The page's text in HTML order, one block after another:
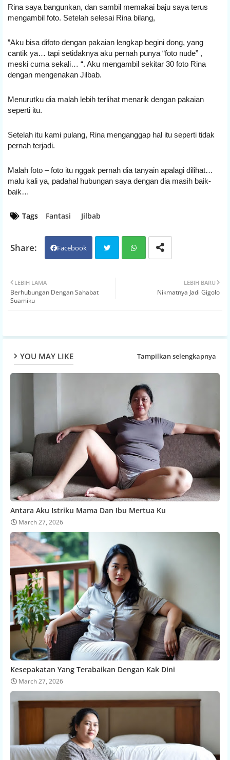
Rina saya bangunkan, dan sambil memakai baju saya terus
mengambil foto. Setelah selesai Rina bilang,
”Aku bisa difoto dengan pakaian lengkap begini dong, yang
cantik ya… tapi setidaknya aku pernah punya “foto nude” ,
meski cuma sekali… “. Aku mengambil sekitar 30 foto Rina
dengan mengenakan Jilbab.
Menurutku dia malah lebih terlihat menarik dengan pakaian
seperti itu.
Setelah itu kami pulang, Rina menganggap hal itu seperti tidak
pernah terjadi.
Malah foto – foto itu nggak pernah dia tanyain apalagi dilihat…
malu kali ya, padahal hubungan saya dengan dia masih baik-
baik…
Tags Fantasi Jilbab
Facebook
LEBIH BARU
Nikmatnya Jadi Gigolo
LEBIH LAMA
Berhubungan Dengan Sahabat
Suamiku
YOU MAY LIKE Tampilkan selengkapnya
Antara Aku Istriku Mama Dan Ibu Mertua Ku
March 27, 2026
Kesepakatan Yang Terabaikan Dengan Kak Dini
March 27, 2026